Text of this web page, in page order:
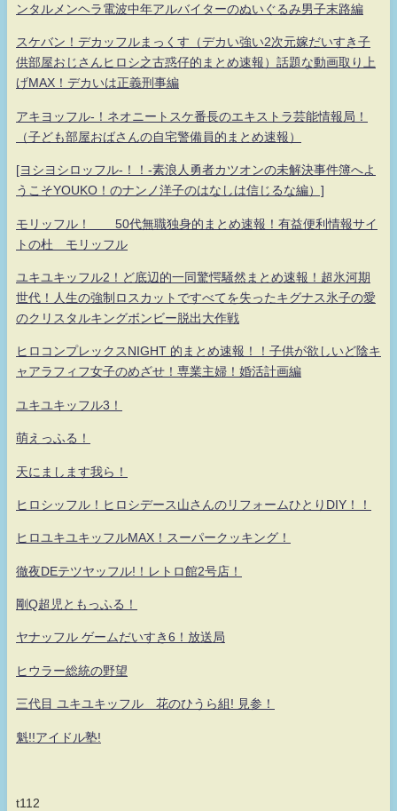
ンタルメンヘラ電波中年アルバイターのぬいぐるみ男子末路編
スケバン！デカッフルまっくす（デカい強い2次元嫁だいすき子
供部屋おじさんヒロシ之古惑仔的まとめ速報）話題な動画取り上
げMAX！デカいは正義刑事編
アキヨッフル-！ネオニートスケ番長のエキストラ芸能情報局！
（子ども部屋おばさんの自宅警備員的まとめ速報）
[ヨシヨシロッフル-！！-素浪人勇者カツオンの未解決事件簿へよ
うこそYOUKO！のナンノ洋子のはなしは信じるな編）]
モリッフル！ 50代無職独身的まとめ速報！有益便利情報サイ
トの杜 モリッフル
ユキユキッフル2！ど底辺的一同驚愕騒然まとめ速報！超氷河期
世代！人生の強制ロスカットですべてを失ったキグナス氷子の愛
のクリスタルキングボンビー脱出大作戦
ヒロコンプレックスNIGHT 的まとめ速報！！子供が欲しいど陰キ
ャアラフィフ女子のめざせ！専業主婦！婚活計画編
ユキユキッフル3！
萌えっふる！
天にまします我ら！
ヒロシッフル！ヒロシデース山さんのリフォームひとりDIY！！
ヒロユキユキッフルMAX！スーパークッキング！
徹夜DEテツヤッフル!！レトロ館2号店！
剛Q超児ともっふる！
ヤナッフル ゲームだいすき6！放送局
ヒウラー総統の野望
三代目 ユキユキッフル 花のひうら組! 見参！
魁!!アイドル塾!
t112